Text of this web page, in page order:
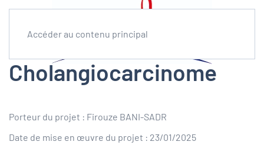
Accéder au contenu principal
Cholangiocarcinome
Porteur du projet : Firouze BANI-SADR
Date de mise en œuvre du projet : 23/01/2025